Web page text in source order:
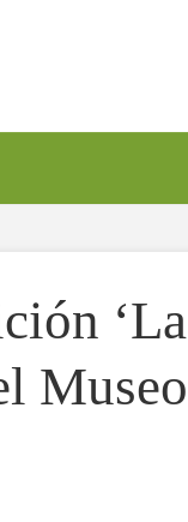
‘La
Museo